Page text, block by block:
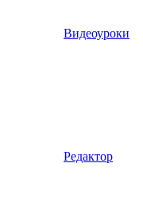
Видеоуроки
Редактор